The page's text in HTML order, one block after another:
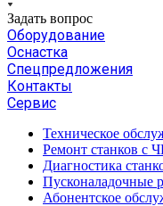
Задать вопрос
Оборудование
Оснастка
Спецпредложения
Контакты
Сервис
Техническое
Ремонт станков с
Диагностика
Пусконаладочные
Абонентское